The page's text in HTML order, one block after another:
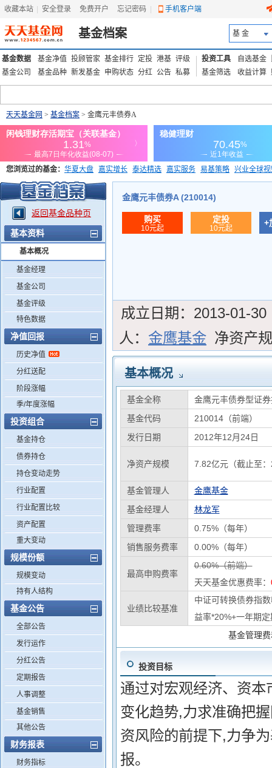
收藏本站 安全登录 免费开户 忘记密码 手机客户端
基金档案 基 金
基金数据 基金净值 投顾管家 基金排行 定投 港基 评级
基金公司
基金品种 新发基金 申购状态 分红 公告 私募
投资工具 自选基金
基金筛选
收益计算
天天基金网 > 基金档案 > 金鹰元丰债券A
您浏览过的基金： 华夏大盘 嘉实增长 泰达精选 嘉实服务 易基策略 兴业全球
添富优势 华安宏利 上证180价值ETF
返回基金品种页
基本资料
基本概况
基金经理
基金公司
基金评级
特色数据
净值回报
历史净值
分红送配
阶段涨幅
季/年度涨幅
投资组合
基金持仓
债券持仓
持仓变动走势
行业配置
行业配置比较
资产配置
重大变动
规模份额
规模变动
持有人结构
基金公告
全部公告
发行运作
分红公告
定期报告
人事调整
基金销售
其他公告
财务报表
财务指标
金鹰元丰债券A (210014)
购买
10元起
定投
10元起
+
成立日期： 2013-01-30
人： 金鹰基金 净资产
基本概况
基金全称
金鹰元丰债券型证
基金代码
210014（前端）
发行日期
2012年12月24日
净资产规模 7.82亿元（截止至
基金管理人
金鹰基金
基金经理人
林龙军
管理费率
0.75%（每年）
销售服务费率
0.00%（每年）
最高申购费率
0.60%（前端）
天天基金优惠费率：
业绩比较基准
中证可转换债券指
益率*20%+一年期
基金管理
投资目标
通过对宏观经济、资
变化趋势,力求准确把
资风险的前提下,力争
报。